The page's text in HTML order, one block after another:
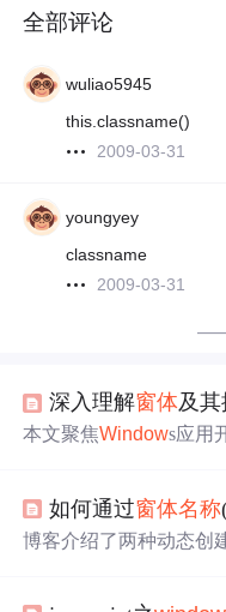
全部评论
wuliao5945
this.classname()
2009-03-31
youngyey
classname
2009-03-31
深入理解窗体及
本文聚焦Windows应用
遍历技术，还分析了其
应用，并给出示例程序
如何通过窗体名称
博客介绍了两种动态创